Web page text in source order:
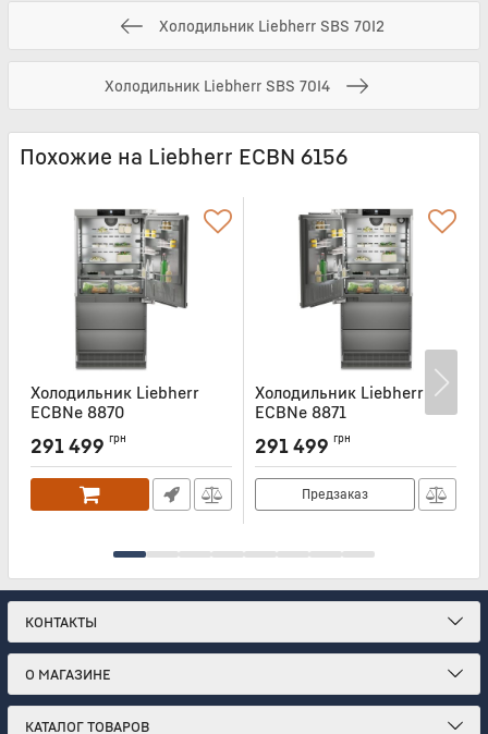
Холодильник Liebherr SBS 70I2
Холодильник Liebherr SBS 70I4
Похожие на Liebherr ECBN 6156
Холодильник Liebherr
ECBNe 8870
ECBNE8870
291 499 грн
Холодильник Liebherr
ECBNe 8871
ECBNE8871
291 499 грн
Предзаказ
КОНТАКТЫ
О МАГАЗИНЕ
КАТАЛОГ ТОВАРОВ